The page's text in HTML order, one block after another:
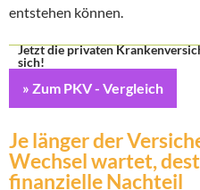
entstehen können.
Jetzt die privaten
sich!
» Zum PKV - Vergleich
Je länger der
Wechsel wartet,
finanzielle Nachteil